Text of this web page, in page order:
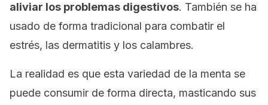
aliviar los problemas digestivos. También se ha
usado de forma tradicional para combatir el
estrés, las dermatitis y los calambres.
La realidad es que esta variedad de la menta se
puede consumir de forma directa, masticando sus